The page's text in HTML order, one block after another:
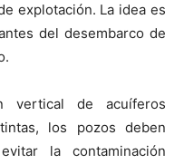
explotación. La idea es
del desembarco de
vertical de acuíferos
los pozos deben
la contaminación